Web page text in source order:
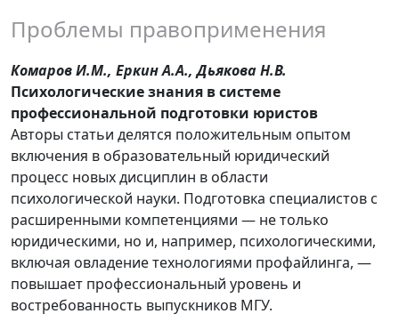
Проблемы правоприменения
Комаров И.М., Еркин А.А., Дьякова Н.В.
Психологические знания в системе
профессиональной подготовки юристов
Авторы статьи делятся положительным опытом
включения в образовательный юридический
процесс новых дисциплин в области
психологической науки. Подготовка специалистов с
расширенными компетенциями — не только
юридическими, но и, например, психологическими,
включая овладение технологиями профайлинга, —
повышает профессиональный уровень и
востребованность выпускников МГУ.